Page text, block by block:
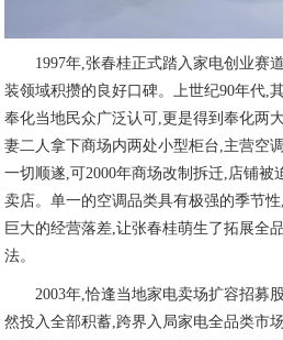
1997年,张春桂正式踏入家电创业赛
装领域积攒的良好口碑。上世纪90年代,
奉化当地民众广泛认可,更是得到奉化两
妻二人拿下商场内两处小型柜台,主营空
一切顺遂,可2000年商场改制拆迁,店铺
卖店。单一的空调品类具有极强的季节
巨大的经营落差,让张春桂萌生了拓展全
法。
2003年,恰逢当地家电卖场扩容招募
然投入全部积蓄,跨界入局家电全品类市